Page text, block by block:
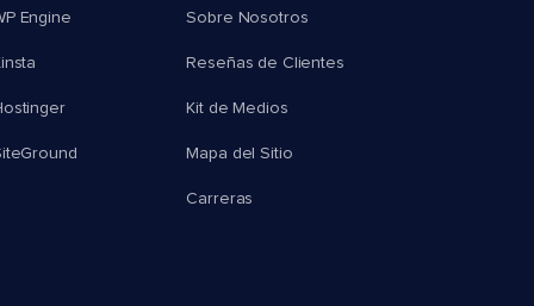
Engine Sobre Nosotros
Reseñas de Clientes
Kit de Medios
Mapa del Sitio
Carreras